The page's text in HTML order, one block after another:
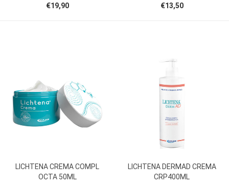
€19,90
€13,50
LICHTENA CREMA COMPL
OCTA 50ML
LICHTENA DERMAD CREMA
CRP400ML